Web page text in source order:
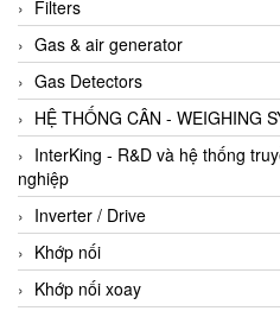
Filters
Gas & air generator
Gas Detectors
HỆ THỐNG CÂN - WEIGHING
InterKing - R&D và hệ thống
nghiệp
Inverter / Drive
Khớp nối
Khớp nối xoay